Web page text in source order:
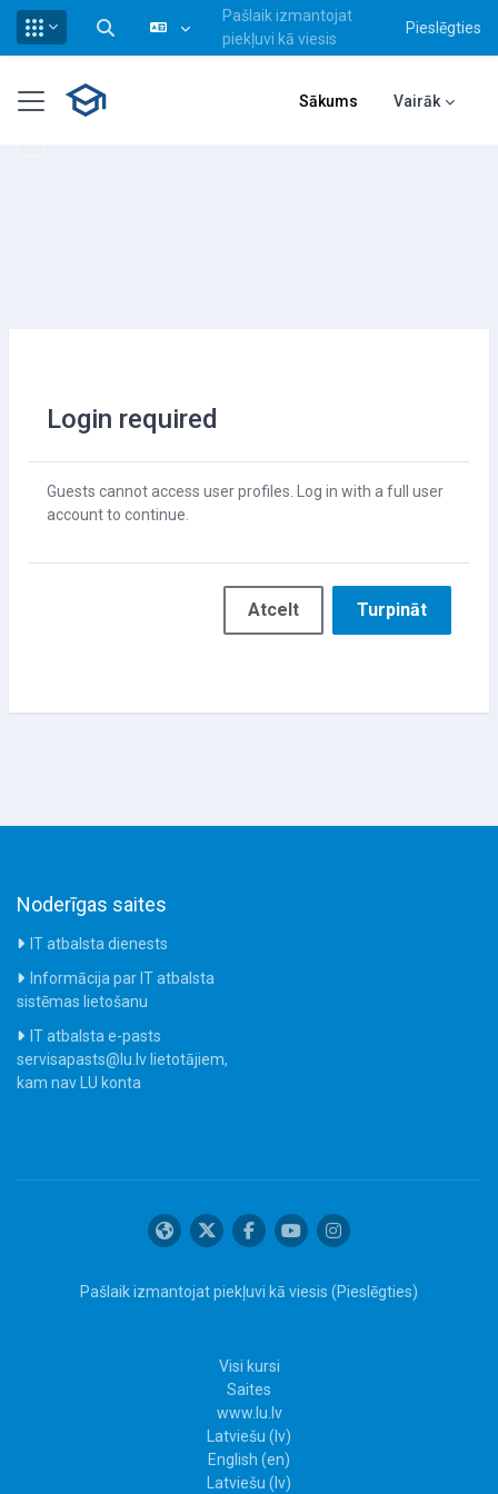
Pārslēgt meklēšanas ievadi
Pašlaik izmantojat
piekļuvi kā viesis
Pieslēgties
Sānu panelis Sākums Vairāk
Login required
Guests cannot access user profiles. Log in with a full user
account to continue.
Atcelt Turpināt
Noderīgas saites
IT atbalsta dienests
Informācija par IT atbalsta
sistēmas lietošanu
IT atbalsta e-pasts
servisapasts@lu.lv lietotājiem,
kam nav LU konta
Pašlaik izmantojat piekļuvi kā viesis (Pieslēgties)
Visi kursi
Saites
www.lu.lv
Latviešu ‎(lv)‎
English ‎(en)‎
Latviešu ‎(lv)‎